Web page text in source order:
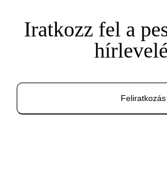
Iratkozz fel a
Feliratkozás